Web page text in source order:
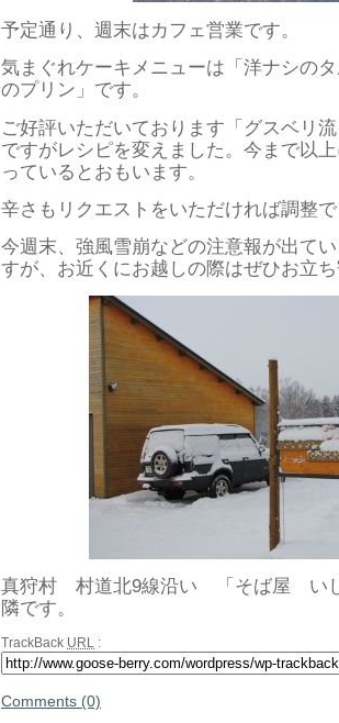
予定通り、週末はカフェ営業です。
気まぐれケーキメニューは「洋ナシの
のプリン」です。
ご好評いただいております「グスベリ
ですがレシピを変えました。今まで以
っているとおもいます。
辛さもリクエストをいただければ調整
今週末、強風雪崩などの注意報が出て
すが、お近くにお越しの際はぜひお立
真狩村 村道北9線沿い 「そば屋 い
隣です。
TrackBack URL :
Comments (0)